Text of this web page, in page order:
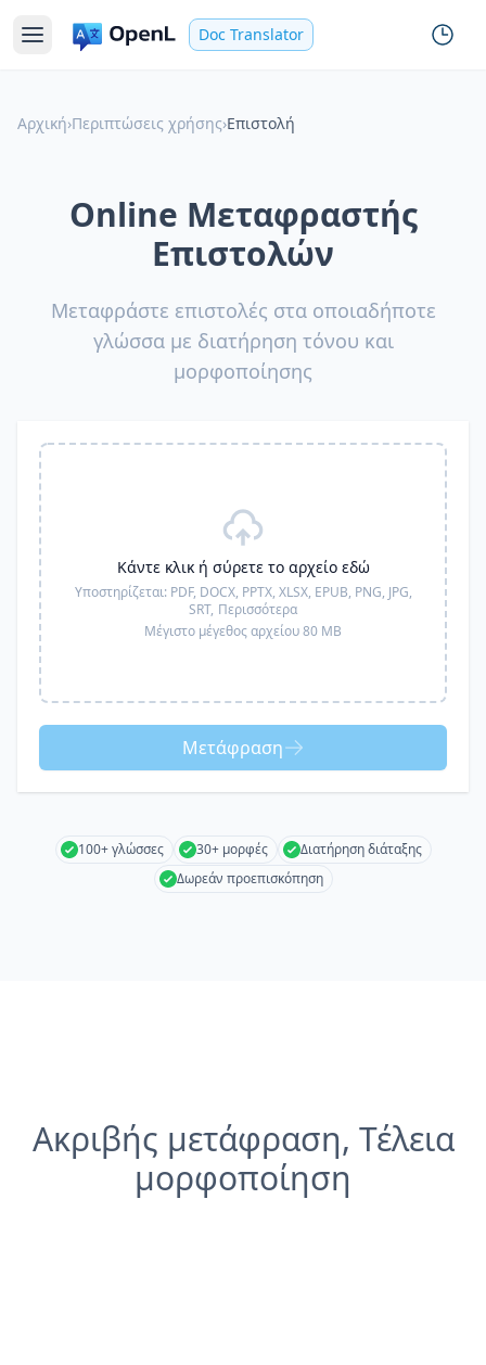
Doc Translator
Αρχική›Περιπτώσεις χρήσης›Επιστολή
Online Μεταφραστής
Επιστολών
Μεταφράστε επιστολές στα οποιαδήποτε
γλώσσα με διατήρηση τόνου και
μορφοποίησης
Κάντε κλικ ή σύρετε το αρχείο εδώ
Υποστηρίζεται: PDF, DOCX, PPTX, XLSX, EPUB, PNG, JPG,
SRT, Περισσότερα
Μέγιστο μέγεθος αρχείου 80 MB
Μετάφραση
100+ γλώσσες 30+ μορφές
Διατήρηση διάταξης
Δωρεάν προεπισκόπηση
Ακριβής μετάφραση, Τέλεια
μορφοποίηση